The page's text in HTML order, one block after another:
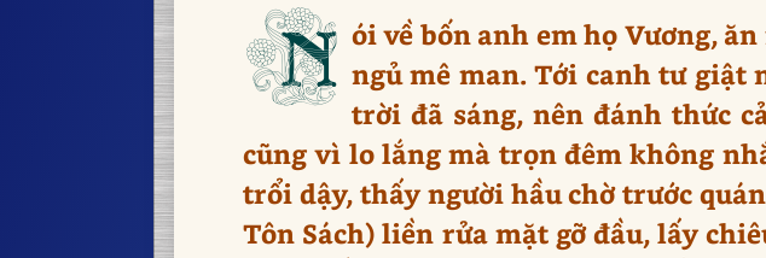
N ói về bốn anh em họ Vương,
ngủ mê man. Tới canh tư giật
trời đã sáng, nên đánh thức
cũng vì lo lắng mà trọn đêm không
trổi dậy, thấy người hầu chờ trước
Tôn Sách) liền rửa mặt gỡ đầu, lấy